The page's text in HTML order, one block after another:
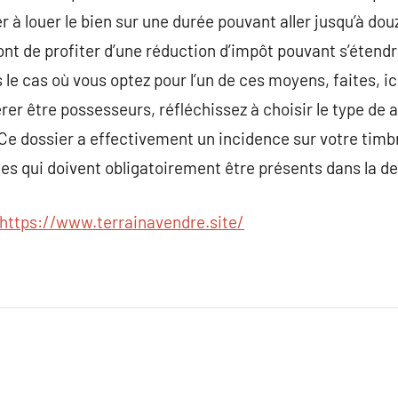
louer le bien sur une durée pouvant aller jusqu’à
de profiter d’une réduction d’impôt pouvant
cas où vous optez pour l’un de ces moyens, faites,
être possesseurs, réfléchissez à choisir le type de
dossier a effectivement un incidence sur votre
qui doivent obligatoirement être présents dans la
https://www.terrainavendre.site/